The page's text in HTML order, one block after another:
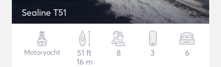
Sealine T51
Motoryacht
51 ft
16 m
8 3 6